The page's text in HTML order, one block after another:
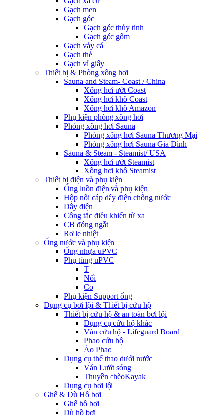
Gạch men
Gạch góc
Gạch góc thủy tinh
Gạch góc gốm
Gạch vảy cá
Gạch thẻ
Gạch vỉ giấy
Thiết bị & Phòng xông hơi
Sauna and Steam- Coast / China
Xông hơi ướt Coast
Xông hơi khô Coast
Xông hơi khô Amazon
Phụ kiện phòng xông hơi
Phòng xông hơi Sauna
Phòng xông hơi Sauna Thương Mại
Phòng xông hơi Sauna Gia Đình
Sauna & Steam - Steamist/ USA
Xông hơi ướt Steamist
Xông hơi khô Steamist
Thiết bị điện và phụ kiện
Ống luồn điện và phụ kiện
Hộp nối cáp dây điện chống nước
Dây điện
Công tắc điều khiển từ xa
CB đóng ngắt
Rơ le nhiệt
Ống nước và phụ kiện
Ống nhựa uPVC
Phụ tùng uPVC
T
Nối
Co
Phụ kiện Support ống
Dụng cụ bơi lội & Thiết bị cứu hộ
Thiết bị cứu hộ & an toàn bơi lội
Dụng cụ cứu hộ khác
Ván cứu hộ - Lifeguard Board
Phao cứu hộ
Áo Phao
Dụng cụ thể thao dưới nước
Ván Lướt sóng
Thuyền chèoKayak
Dụng cụ bơi lội
Ghế & Dù Hồ bơi
Ghế hồ bơi
Dù hồ bơi